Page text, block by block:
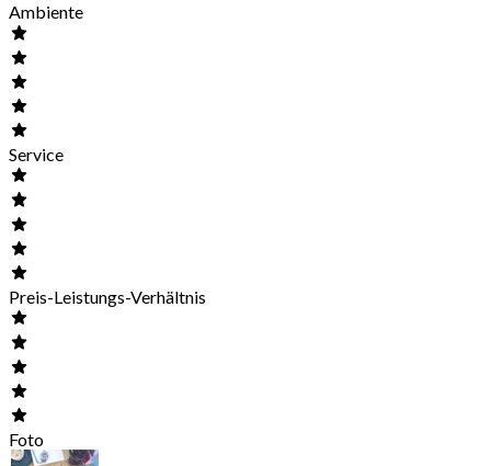
Ambiente
Service
Preis-Leistungs-Verhältnis
Foto